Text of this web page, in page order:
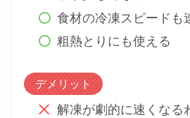
食材の冷凍スピードも
粗熱とりにも使える
デメリット
解凍が劇的に速くなる